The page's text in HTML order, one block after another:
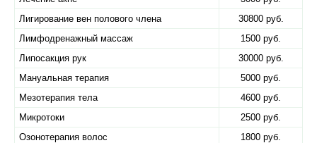
Лигирование вен полового члена
30800 руб.
Лимфодренажный массаж
1500 руб.
Липосакция рук
30000 руб.
Мануальная терапия
5000 руб.
Мезотерапия тела
4600 руб.
Микротоки
2500 руб.
Озонотерапия волос
1800 руб.